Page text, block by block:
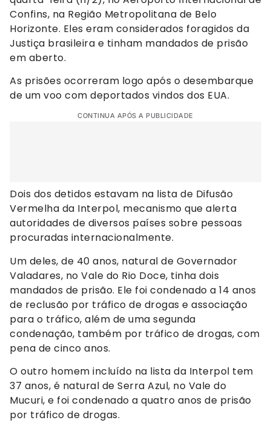
Confins, na Região Metropolitana de Belo
Horizonte. Eles eram considerados foragidos da
Justiça brasileira e tinham mandados de prisão
em aberto.
As prisões ocorreram logo após o desembarque
de um voo com deportados vindos dos EUA.
CONTINUA APÓS A PUBLICIDADE
Dois dos detidos estavam na lista de Difusão
Vermelha da Interpol, mecanismo que alerta
autoridades de diversos países sobre pessoas
procuradas internacionalmente.
Um deles, de 40 anos, natural de Governador
Valadares, no Vale do Rio Doce, tinha dois
mandados de prisão. Ele foi condenado a 14 anos
de reclusão por tráfico de drogas e associação
para o tráfico, além de uma segunda
condenação, também por tráfico de drogas, com
pena de cinco anos.
O outro homem incluído na lista da Interpol tem
37 anos, é natural de Serra Azul, no Vale do
Mucuri, e foi condenado a quatro anos de prisão
por tráfico de drogas.